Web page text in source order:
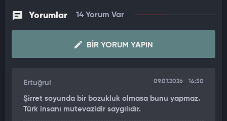
ADLİ KONTROLLE SERBEST BIRAKILMIŞTI
Kolluktaki işlemlerinin tamamlanmasının ardından adliyeye
sevk edilen Akıncı, savcılık ifadesinin ardından tutuklama
talebiyle Seferihisar Sulh Ceza Hakimliğine çıkarıldı ve adli
Bu arada yaşanan tartışma anı cep telefonu kamerasıyla
kaydedildi. Görüntülerde Akıncı'nın bağırdığı ve sandalyeyi
fırlattığı anlar yer aldı.
Yorumlar 14 Yorum Var
BIR YORUM YAPIN
Ertuğrul 09.07.2026 14:30
Şirret soyunda bir bozukluk olmasa bunu yapmaz.
Türk insanı mutevazidir saygılıdır.